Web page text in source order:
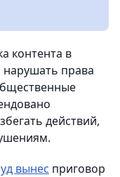
контента в
права
действий,
вынес приговор